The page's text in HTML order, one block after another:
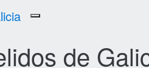
Toggle